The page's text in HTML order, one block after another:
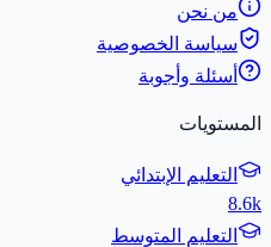
من نحن
سياسة الخصوصية
أسئلة وأجوبة
المستويات
التعليم الإبتدائي
8.6k
التعليم المتوسط